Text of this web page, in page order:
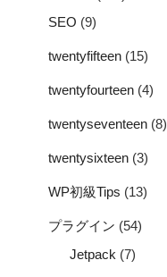
SEO (9)
twentyfifteen (15)
twentyfourteen (4)
twentyseventeen (8)
twentysixteen (3)
WP初級Tips (13)
プラグイン (54)
Jetpack (7)